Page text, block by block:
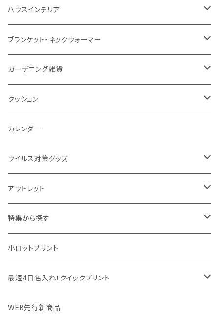
防水
ナイロン
カスタムデザインタンブラー
陶器
磁器マグ・湯呑
カスタムデザイン
保存容器
キッチンツール
メモ
ノート
付箋
トレイ
パットカバー、ブックカバー
IDケース、パスケース、コインケース
デスク周辺
ハンディライト
デスクライト
付属ライト
ランタン
非常食
充電器
モバイルスタンド
モバイルリング
アクセサリー・スマホケース
タッチペン
USBケーブル・ハブ
イヤホン・ヘッドフォン
マウスパッド
モバイル周辺グッズ
PC周辺グッズ
折りたたみ式ミラー
スライド式ミラー
ケース付きミラー
手持ちミラー
ビューティー雑貨
ハウスインテリア
ピクチャーボード、ポスター
フォトフレーム、スタンド
キーホルダー
時計
ブランケット・ネックウォーマー
ブランケット
ネックウォーマー
マフラー・ストール
ガーデニング雑貨
F.O.B COOP
クッション
折りたたみクッション
カレンダー
ウイルス対策グッズ
除菌グッズ
パーテーション
マスク・フェイスシールド
測定・測量用品
加湿器・オゾン発生器
アウトレット
アウトレット
ドリンクフェア
ボトル・タンブラー
ポーチ・巾着
特集から探す
エンタメグッズ・イベント会場物販品
ご当地グッズ・オリジナルお土産品
フルカラー印刷ノベルティ
小ロットプリント
最短4日名入れ！クイックプリント
クイック印刷対応トートバッグ・エコバッグ
WEB先行新商品